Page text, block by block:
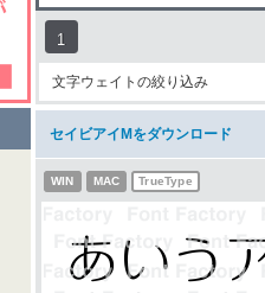
1
文字ウェイトの絞り込み
セイビアイMをダウンロード
WIN MAC TrueType